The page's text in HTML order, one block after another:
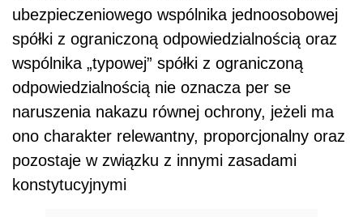
ubezpieczeniowego wspólnika jednoosobowej
spółki z ograniczoną odpowiedzialnością oraz
wspólnika „typowej” spółki z ograniczoną
odpowiedzialnością nie oznacza per se
naruszenia nakazu równej ochrony, jeżeli ma
ono charakter relewantny, proporcjonalny oraz
pozostaje w związku z innymi zasadami
konstytucyjnymi